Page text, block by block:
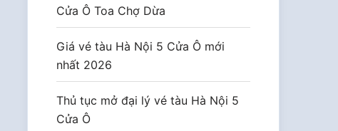
Cửa Ô Toa Chợ Dừa
Giá vé tàu Hà Nội 5 Cửa Ô mới
nhất 2026
Thủ tục mở đại lý vé tàu Hà Nội 5
Cửa Ô